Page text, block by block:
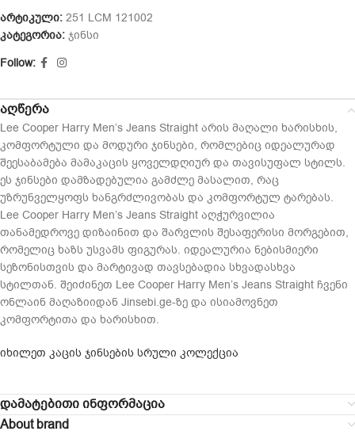
არტიკული: 251 LCM 121002
კატეგორია: ჯინსი
Follow:
აღწერა
Lee Cooper Harry Men’s Jeans Straight არის მაღალი ხარისხის,
კომფორტული და მოდური ჯინსები, რომლებიც იდეალურად
შეესაბამება მამაკაცის ყოველდღიურ და თავისუფალ სტილს.
ეს ჯინსები დამზადებულია გამძლე მასალით, რაც
უზრუნველყოფს ხანგრძლივობას და კომფორტულ ტარებას.
Lee Cooper Harry Men’s Jeans Straight აღჭურვილია
თანამედროვე დიზაინით და შარვლის შესაფერისი მორგებით,
რომელიც ხაზს უსვამს ფიგურას. იდეალურია ნებისმიერი
სეზონისთვის და მარტივად თავსებადია სხვადასხვა
სტილთან. შეიძინეთ Lee Cooper Harry Men’s Jeans Straight ჩვენი
ონლაინ მაღაზიიდან Jinsebi.ge-ზე და ისიამოვნეთ
კომფორტითა და ხარისხით.
იხილეთ კაცის ჯინსების სრული კოლექცია
დამატებითი ინფორმაცია
About brand